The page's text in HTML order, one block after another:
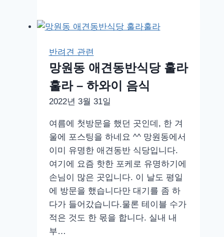
인
도
미
트
앤
쉬
강
아
지
사
료
후
기
반려견 관련
망원동 애견동반식당 훌라
훌라 – 하와이 음식
2022년 3월 31일
여름에 첫방문을 했던 곳인데, 한 겨
울에 포스팅을 하네요 ^^ 망원동에서
이미 유명한 애견동반 식당입니다.
여기에 요즘 핫한 포케로 유명하기에
손님이 많은 곳입니다. 이 날도 평일
에 방문을 했습니다만 대기를 좀 하
다가 들어갔습니다.물론 테이블 수가
적은 것도 한 몫을 합니다. 실내 내
부…